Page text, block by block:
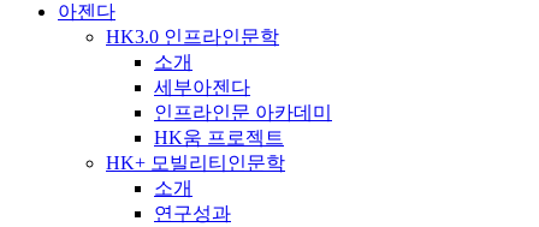
아젠다
HK3.0 인프라인문학
소개
세부아젠다
인프라인문 아카데미
HK움 프로젝트
HK+ 모빌리티인문학
소개
연구성과